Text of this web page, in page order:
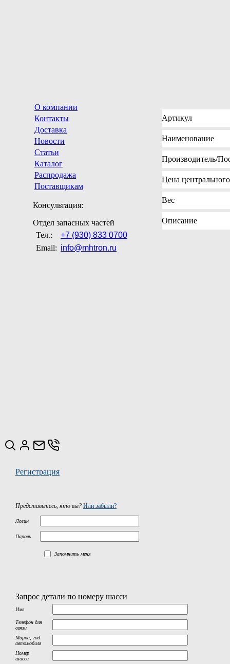
О компании
Контакты
Доставка
Новости
Статьи
Каталог
Распродажа
Поставщикам
Консультация:
Отдел запасных частей
Тел.:
+7 (930) 833 0700
Email: info@mhtron.ru
Артикул
Наименование
Производитель/
Цена
Вес
Описание
Регистрация
Представьтесь, кто вы? Или забыли?
Логин
Пароль
Запомнить меня
Запрос детали по номеру шасси
Имя
Телефон для
связи
Марка, год
автомобиля
Номер
шасси